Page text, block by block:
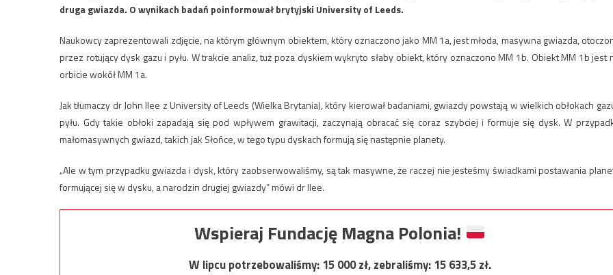
druga gwiazda. O wynikach badań poinformował brytyjski University of Leeds.
Naukowcy zaprezentowali zdjęcie, na którym głównym obiektem, który oznaczono jako MM 1a, jest młoda, masywna gwiazda,
przez rotujący dysk gazu i pyłu. W trakcie analiz, tuż poza dyskiem wykryto słaby obiekt, który oznaczono MM 1b. Obiekt MM 1b jest
orbicie wokół MM 1a.
Jak tłumaczy dr John Ilee z University of Leeds (Wielka Brytania), który kierował badaniami, gwiazdy powstają w wielkich obłokach
pyłu. Gdy takie obłoki zapadają się pod wpływem grawitacji, zaczynają obracać się coraz szybciej i formuje się dysk. W
małomasywnych gwiazd, takich jak Słońce, w tego typu dyskach formują się następnie planety.
„Ale w tym przypadku gwiazda i dysk, który zaobserwowaliśmy, są tak masywne, że raczej nie jesteśmy świadkami postawania
formującej się w dysku, a narodzin drugiej gwiazdy” mówi dr Ilee.
Wspieraj Fundację Magna Polonia!
W lipcu potrzebowaliśmy:15 000zł, zebraliśmy:15 633,5zł.